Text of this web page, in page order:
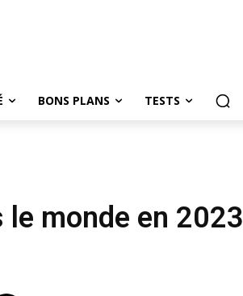
BONS PLANS TESTS
le monde en 2023